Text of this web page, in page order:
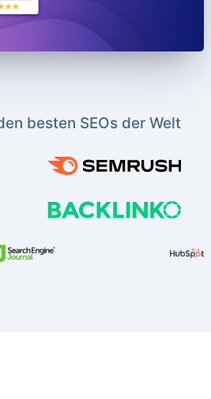
besten SEOs der Welt